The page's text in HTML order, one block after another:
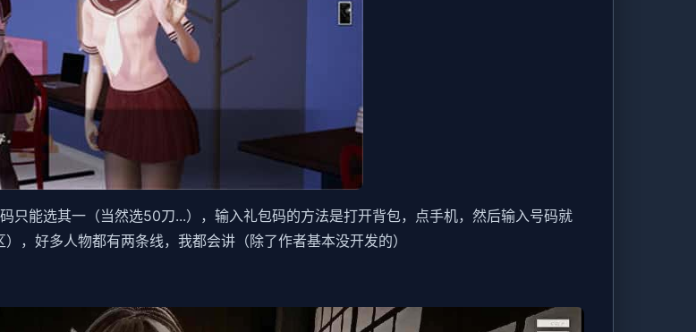
能选其一（当然选50刀...），输入礼包码的方法是打开背包，点手机，然后输入号码就
，好多人物都有两条线，我都会讲（除了作者基本没开发的）